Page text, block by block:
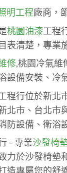
明工程廠商，
桃園油漆工程
表清楚，專業
修,桃園冷氣維
設備安裝、冷
程行位於新北
北市、台北市
防設備、衛浴
– 專業沙發椅
力於沙發椅墊
造專屬您的舒